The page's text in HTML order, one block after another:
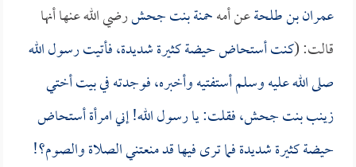
عمران بن طلحةعن أمهحمنة بنت جحشرضي الله عنها أنها
قالت: (كنت أستحاض حيضة كثيرة شديدة، فأتيت رسول الله
صلى الله عليه وسلم أستفتيه وأخبره، فوجدته في بيت أختي
زينب بنت جحش، فقلت: يا رسول الله! إني امرأة أستحاض
حيضة كثيرة شديدة فما ترى فيها قد منعتني الصلاة والصوم؟!